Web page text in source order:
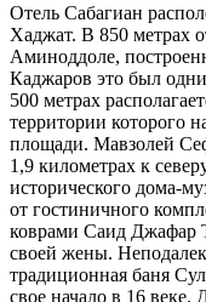
Отель Сабагиан
Хаджат. В 850 метрах
Аминоддоле,
Каджаров это был
500 метрах
территории которого
площади. Мавзолей
1,9 километрах к
исторического дома-
от гостиничного
коврами Саид Джафар
своей жены.
традиционная баня
свое начало в 16 веке.